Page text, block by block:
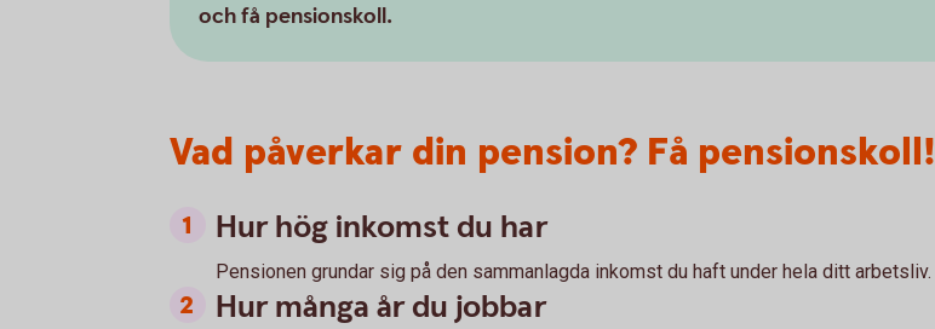
och få pensionskoll.
Vad påverkar din pension? Få pensionskoll!
Hur hög inkomst du har
Pensionen grundar sig på den sammanlagda inkomst du haft under hela ditt arbetsliv.
Hur många år du jobbar